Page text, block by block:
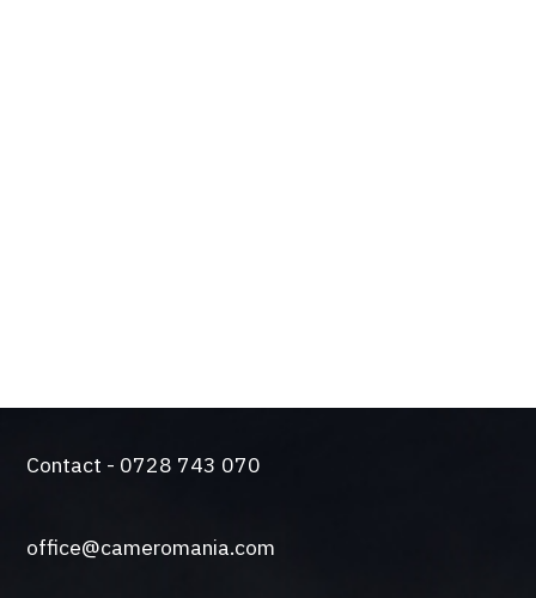
Contact - 0728 743 070
office@cameromania.com